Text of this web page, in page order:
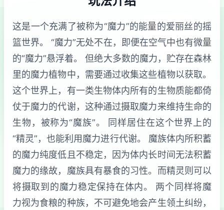
这是一个充满了被称为“魔力”的能量的爱丽丝的摇
篮世界。 “魔力”无处不在，即便在空气中也有微量
的“魔力”悬浮着。 但绝大多数的魔力，贮存在森林
里的魔力植物中，需要通过收集这些植物以获取。
这个世界上，有一类生物体内所有的生物质能都倚
仗于魔力的代谢，这种通过摄取魔力来维持生命的
生物，被称为“魔族”。 同样居住在这个世界上的
“精灵”，也能利用魔力进行代谢。 魔族体内所积蓄
的魔力纯度低且不稳定，因为体内长时间无法积蓄
魔力的缘故，魔族具有暴食的习性。而精灵则可以
将摄取到的魔力稳定保持在体内。 两个同样将魔
力视为食粮的种族，不可避免地会产生领土纠纷，